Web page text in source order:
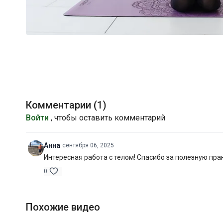
Комментарии (1)
Войти , чтобы оставить комментарий
Анна сентября 06, 2025
Интересная работа с телом! Спасибо за полезную
0
Похожие видео